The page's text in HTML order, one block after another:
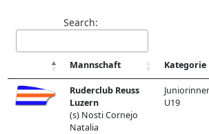
Search:
Mannschaft Kategorie
Ruderclub Reuss
Luzern
(s) Nosti Cornejo
Natalia
U19